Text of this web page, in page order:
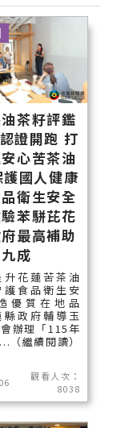
茶籽評鑑
證開跑 打
心苦茶油
國人健康
衛生安全
苯駢芘花
最高補助
九成
花蓮苦茶油
食品衛生安
優質在地品
縣政府輔導玉
辦理「115年
（繼續閱讀）
觀看人次：
8038